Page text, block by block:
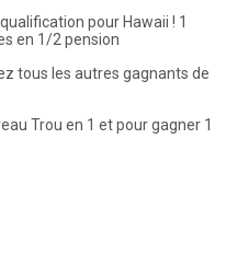
pour Hawaii ! 1
en 1/2 pension
tous les autres gagnants de
Trou en 1 et pour gagner 1